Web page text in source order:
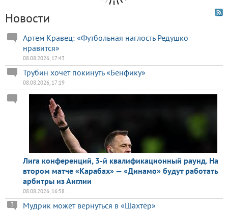
Новости
Артем Кравец: «Футбольная наглость Редушко
нравится»
08.08.2026, 17:43
Трубин хочет покинуть «Бенфику»
08.08.2026, 17:19
Лига конференций, 3-й квалификационный раунд. На
втором матче «Карабах» — «Динамо» будут работать
арбитры из Англии
08.08.2026, 16:58
Мудрик может вернуться в «Шахтёр»
3